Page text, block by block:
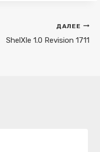
ДАЛЕЕ
ShelXle 1.0 Revision 1711